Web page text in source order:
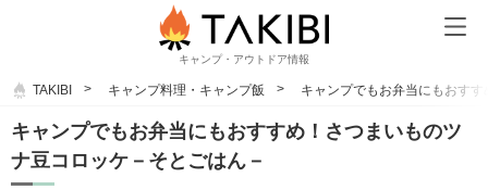
キャンプ・アウトドア情報
TAKIBI キャンプ料理・キャンプ飯 キャンプでもお弁当にもおす
キャンプでもお弁当にもおすすめ！さつまいものツ
ナ豆コロッケ－そとごはん－